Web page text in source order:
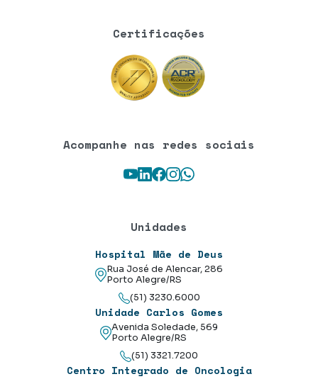
Certificações
Acompanhe nas redes sociais
Youtube
LinkedIn
Facebook
Instagram
WhatsApp
Unidades
Hospital Mãe de Deus
Rua José de Alencar, 286
Porto Alegre/RS
(51) 3230.6000
Unidade Carlos Gomes
Avenida Soledade, 569
Porto Alegre/RS
(51) 3321.7200
Centro Integrado de Oncologia